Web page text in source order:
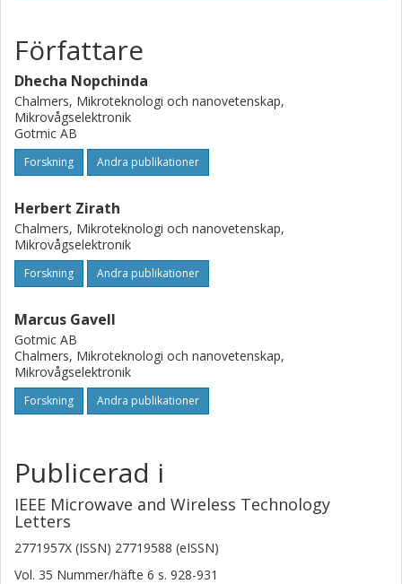
Författare
Dhecha Nopchinda
Chalmers, Mikroteknologi och nanovetenskap,
Mikrovågselektronik
Gotmic AB
Forskning Andra publikationer
Herbert Zirath
Chalmers, Mikroteknologi och nanovetenskap,
Mikrovågselektronik
Forskning Andra publikationer
Marcus Gavell
Gotmic AB
Chalmers, Mikroteknologi och nanovetenskap,
Mikrovågselektronik
Forskning Andra publikationer
Publicerad i
IEEE Microwave and Wireless Technology
Letters
2771957X (ISSN) 27719588 (eISSN)
Vol. 35 Nummer/häfte 6 s. 928-931